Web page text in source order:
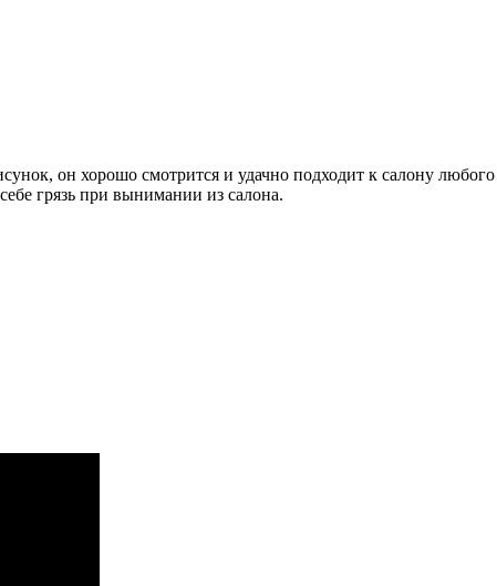
он хорошо смотрится и удачно подходит к салону
грязь при вынимании из салона.